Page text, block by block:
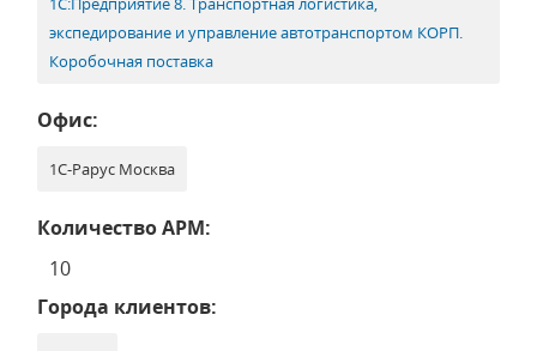
экспедирование и управление автотранспортом КОРП.
Коробочная поставка
Офис:
1С-Рарус Москва
Количество АРМ:
10
Города клиентов: